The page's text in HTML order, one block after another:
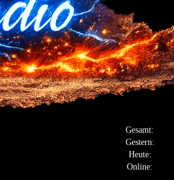
Gesamt:
Gestern:
Heute:
Online: